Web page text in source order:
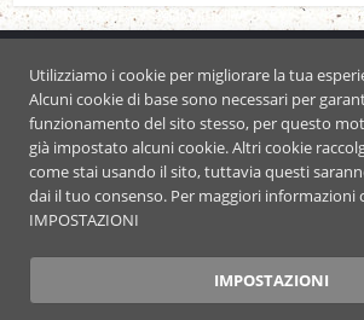
ALL RIGHT RESERVED • COPYRIGHT ©
Utilizziamo i cookie per migliorare la tua
Alcuni cookie di base sono necessari per
funzionamento del sito stesso, per questo
già impostato alcuni cookie. Altri cookie
come stai usando il sito, tuttavia questi
dai il tuo consenso. Per maggiori informazioni
IMPOSTAZIONI
IMPOSTAZIONI